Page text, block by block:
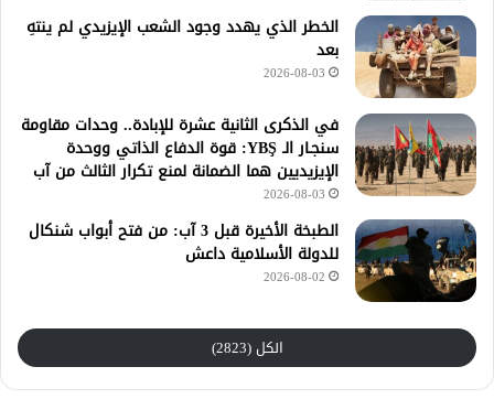
الخطر الذي يهدد وجود الشعب الإيزيدي لم ينتهِ
بعد
2026-08-03
في الذكرى الثانية عشرة للإبادة.. وحدات مقاومة
سنجـار الـ YBŞ: قوة الدفاع الذاتي ووحدة
الإيزيديين هما الضمانة لمنع تكرار الثالث من آب
2026-08-03
الطبخة الأخيرة قبل 3 آب: من فتح أبواب شنكال
للدولة الأسلامية داعش
2026-08-02
الكل (2823)